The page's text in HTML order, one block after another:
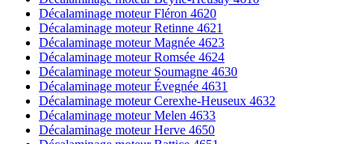
Décalaminage moteur Fléron 4620
Décalaminage moteur Retinne 4621
Décalaminage moteur Magnée 4623
Décalaminage moteur Romsée 4624
Décalaminage moteur Soumagne 4630
Décalaminage moteur Évegnée 4631
Décalaminage moteur Cerexhe-Heuseux 4632
Décalaminage moteur Melen 4633
Décalaminage moteur Herve 4650